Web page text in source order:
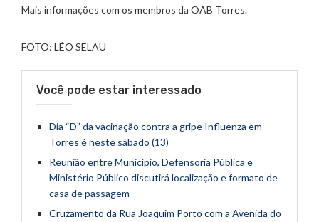
Mais informações com os membros da OAB Torres.
FOTO: LÉO SELAU
Você pode estar interessado
Dia “D” da vacinação contra a gripe Influenza em
Torres é neste sábado (13)
Reunião entre Município, Defensoria Pública e
Ministério Público discutirá localização e formato de
casa de passagem
Cruzamento da Rua Joaquim Porto com a Avenida do